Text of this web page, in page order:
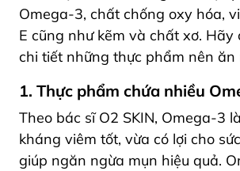
Omega-3, chất chống oxy hóa,
E cũng như kẽm và chất xơ. Hãy
chi tiết những thực phẩm nên ăn
1. Thực phẩm chứa nhiều
Theo bác sĩ O2 SKIN, Omega-3
kháng viêm tốt, vừa có lợi cho
giúp ngăn ngừa mụn hiệu quả.